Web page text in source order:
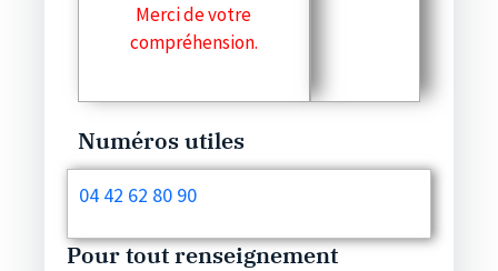
Merci de votre
compréhension.
Numéros utiles
04 42 62 80 90
Pour tout renseignement